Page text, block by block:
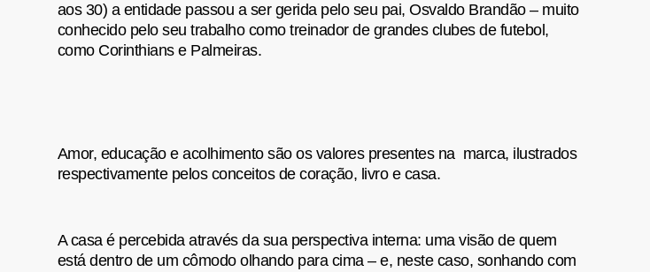
aos 30) a entidade passou a ser gerida pelo seu pai, Osvaldo Brandão – muito
conhecido pelo seu trabalho como treinador de grandes clubes de futebol,
como Corinthians e Palmeiras.
Amor, educação e acolhimento são os valores presentes na marca, ilustrados
respectivamente pelos conceitos de coração, livro e casa.
A casa é percebida através da sua perspectiva interna: uma visão de quem
está dentro de um cômodo olhando para cima – e, neste caso, sonhando com